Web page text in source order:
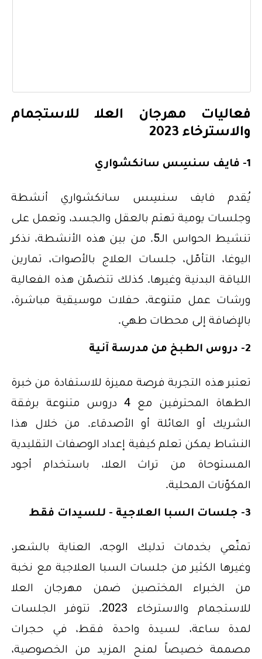
فعاليات مهرجان العلا للاستجمام
والاسترخاء 2023
1- فايف سنسِس سانكشواري
يُقدم فايف سنسِس سانكشواري أنشطة
وجلسات يومية تهتم بالعقل والجسد، وتعمل على
تنشيط الحواس الـ5. من بين هذه الأنشطة، نذكر
اليوغا، التأمّل، جلسات العلاج بالأصوات، تمارين
اللياقة البدنية وغيرها. كذلك تتضمّن هذه الفعالية
ورشات عمل متنوعة، حفلات موسيقية مباشرة،
بالإضافة إلى محطات طهي.
2- دروس الطبخ من مدرسة آنية
تعتبر هذه التجربة فرصة مميزة للاستفادة من خبرة
الطهاة المحترفين مع 4 دروس متنوعة برفقة
الشريك أو العائلة أو الأصدقاء. من خلال هذا
النشاط يمكن تعلم كيفية إعداد الوصفات التقليدية
المستوحاة من تراث العلا، باستخدام أجود
المكوّنات المحلية.
3- جلسات السبا العلاجية - للسيدات فقط
تمتّعي بخدمات تدليك الوجه، العناية بالشعر،
وغيرها الكثير من جلسات السبا العلاجية مع نخبة
من الخبراء المختصين ضمن مهرجان العلا
للاستجمام والاسترخاء 2023. تتوفر الجلسات
لمدة ساعة، لسيدة واحدة فقط، في حجرات
مصممة خصيصاً لمنح المزيد من الخصوصية،